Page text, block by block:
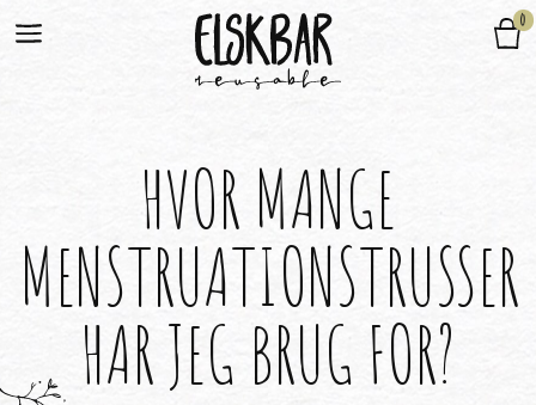
0
HVOR MANGE
MENSTRUATIONSTRUSSER
HAR JEG BRUG FOR?